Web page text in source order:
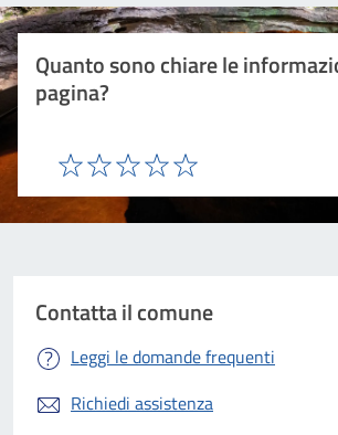
Quanto sono chiare le
pagina?
Valuta 5 stelle su 5
Valuta 4 stelle su 5
Valuta 3 stelle su 5
Valuta 2 stelle su 5
Valuta 1 stelle su 5
Contatta il comune
Leggi le domande frequenti
Richiedi assistenza